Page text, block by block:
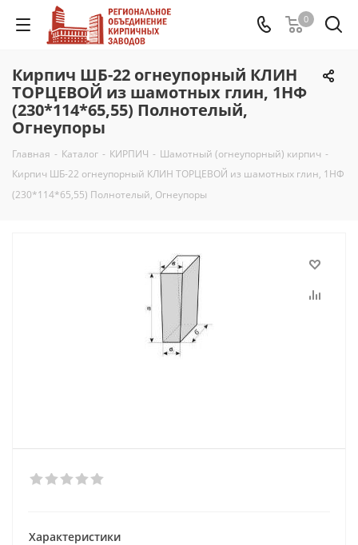
0
Кирпич ШБ-22 огнеупорный КЛИН
ТОРЦЕВОЙ из шамотных глин, 1НФ
(230*114*65,55) Полнотелый,
Огнеупоры
Главная - Каталог - КИРПИЧ - Шамотный (огнеупорный) кирпич -
Кирпич ШБ-22 огнеупорный КЛИН ТОРЦЕВОЙ из шамотных глин, 1НФ
(230*114*65,55) Полнотелый, Огнеупоры
Характеристики